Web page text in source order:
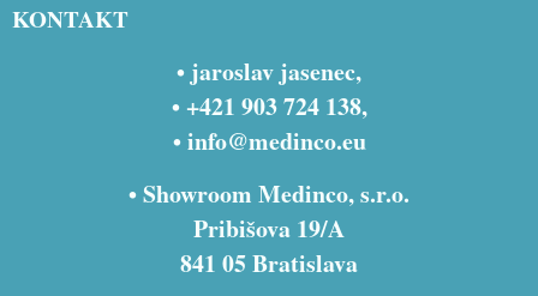
KONTAKT
• jaroslav jasenec,
• +421 903 724 138,
•info@medinco.eu
• Showroom Medinco, s.r.o.
Pribišova 19/A
841 05 Bratislava